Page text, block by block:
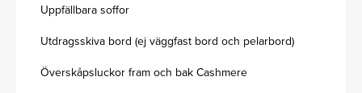
Uppfällbara soffor
Utdragsskiva bord (ej väggfast bord och pelarbord)
Överskåpsluckor fram och bak Cashmere